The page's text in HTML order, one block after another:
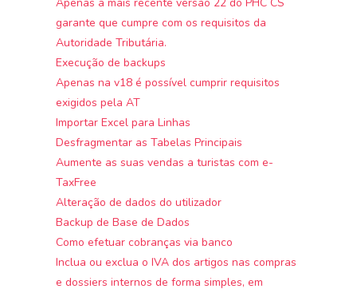
garante que cumpre com os requisitos da
Autoridade Tributária.
Execução de backups
Apenas na v18 é possível cumprir requisitos
exigidos pela AT
Importar Excel para Linhas
Desfragmentar as Tabelas Principais
Aumente as suas vendas a turistas com e-
TaxFree
Alteração de dados do utilizador
Backup de Base de Dados
Como efetuar cobranças via banco
Inclua ou exclua o IVA dos artigos nas compras
e dossiers internos de forma simples, em